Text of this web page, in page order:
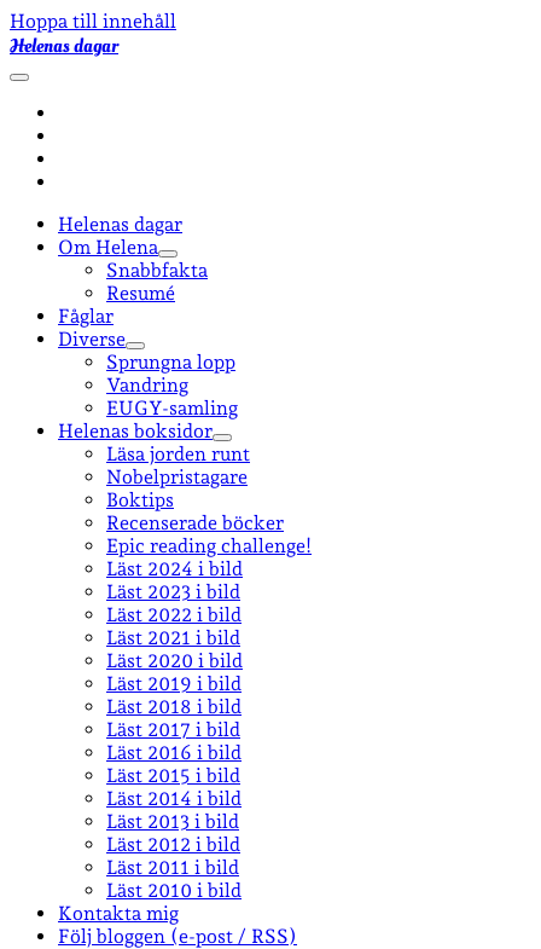
Hoppa till innehåll
Helenas dagar
öppna
Helenas dagar
Om Helena
öppna
undermeny
Snabbfakta
Resumé
Fåglar
Diverse
öppna
undermeny
Sprungna lopp
Vandring
EUGY-samling
Helenas boksidor
öppna
undermeny
Läsa jorden runt
Nobelpristagare
Boktips
Recenserade böcker
Epic reading challenge!
Läst 2024 i bild
Läst 2023 i bild
Läst 2022 i bild
Läst 2021 i bild
Läst 2020 i bild
Läst 2019 i bild
Läst 2018 i bild
Läst 2017 i bild
Läst 2016 i bild
Läst 2015 i bild
Läst 2014 i bild
Läst 2013 i bild
Läst 2012 i bild
Läst 2011 i bild
Läst 2010 i bild
Kontakta mig
Följ bloggen (e-post / RSS)